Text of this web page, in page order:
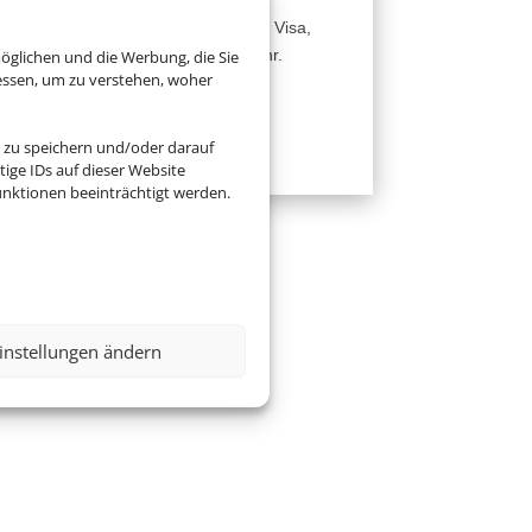
und die Werbung, die Sie
um zu verstehen, woher
speichern und/oder darauf
IDs auf dieser Website
beeinträchtigt werden.
ändern
Hier gibt´s Infos zu Ländern, Visa,
Europa und einigem mehr.
Zur Website